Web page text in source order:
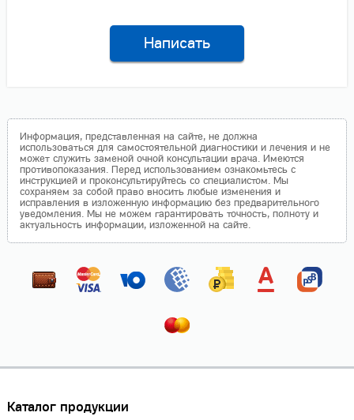
Написать
Информация, представленная на сайте, не должна
использоваться для самостоятельной диагностики и лечения и не
может служить заменой очной консультации врача. Имеются
противопоказания. Перед использованием ознакомьтесь с
инструкцией и проконсультируйтесь со специалистом. Мы
сохраняем за собой право вносить любые изменения и
исправления в изложенную информацию без предварительного
уведомления. Мы не можем гарантировать точность, полноту и
актуальность информации, изложенной на сайте.
Каталог продукции